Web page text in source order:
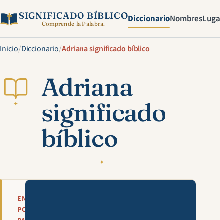
SIGNIFICADO BÍBLICO
Comprende la Palabra. DiccionarioNombres
Inicio/Diccionario/Adriana significado bíblico
✦
Adriana
significado
bíblico
✦
EN
POCAS
Mira esta explicación en